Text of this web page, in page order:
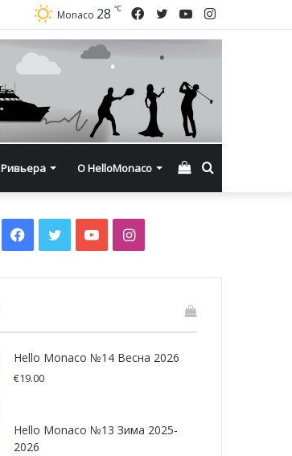
Instagram
YouTube
Twitter
Facebook
Monaco 28 ℃
Ривьера О HelloMonaco Смотреть
Facebook
TwitterYouTubeInstagram
Hello Monaco №14 Весна 2026
€19.00
Hello Monaco №13 Зима 2025-
2026